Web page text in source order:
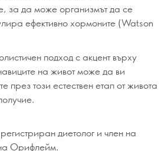
за да може организмът да се
ефективно хормоните (Watson
подход с акцент върху
на живот може да ви
през този естествен етап от живота
диетолог и член на
Орифлейм.